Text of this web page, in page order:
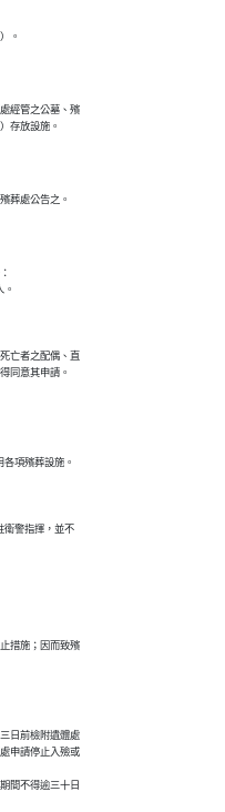
。
經管之公墓、殯
存放設施。
葬處公告之。
亡者之配偶、直
同意其申請。
項殯葬設施。
衛警指揮，並不
措施；因而致殯
日前檢附遺體處
申請停止入殮或
間不得逾三十日